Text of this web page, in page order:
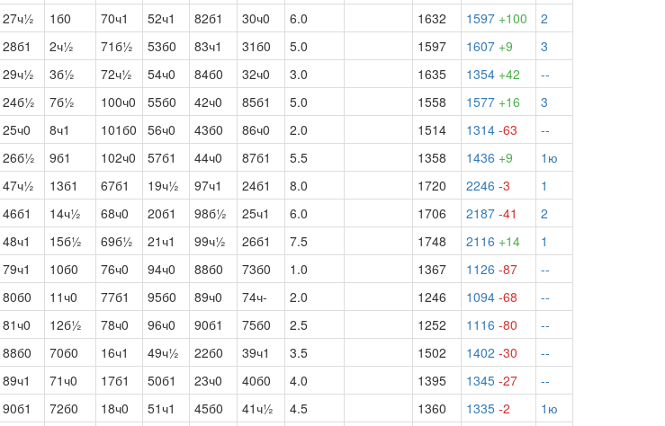
27ч½ 1б0 70ч1 52ч1 82б1 30ч0 6.0 1632 1597 +100
2
28б1 2ч½ 71б½ 53б0 83ч1 31б0 5.0 1597 1607 +9
3
29ч½ 3б½ 72ч½ 54ч0 84б0 32ч0 3.0 1635 1354 +42
--
24б½ 7б½ 100ч0 55б0 42ч0 85б1 5.0 1558 1577 +16
3
25ч0 8ч1 101б0 56ч0 43б0 86ч0 2.0 1514 1314 -63
--
26б½ 9б1 102ч0 57б1 44ч0 87б1 5.5 1358 1436 +9
1ю
47ч½ 13б1 67б1 19ч½ 97ч1 24б1 8.0 1720 2246 -3
1
46б1 14ч½ 68ч0 20б1 98б½ 25ч1 6.0 1706 2187 -41
2
48ч1 15б½ 69б½ 21ч1 99ч½ 26б1 7.5 1748 2116 +14
1
79ч1 10б0 76ч0 94ч0 88б0 73б0 1.0 1367 1126 -87
--
80б0 11ч0 77б1 95б0 89ч0 74ч- 2.0 1246 1094 -68
--
81ч0 12б½ 78ч0 96ч0 90б1 75б0 2.5 1252 1116 -80
--
88б0 70б0 16ч1 49ч½ 22б0 39ч1 3.5 1502 1402 -30
--
89ч1 71ч0 17б1 50б1 23ч0 40б0 4.0 1395 1345 -27
--
90б1 72б0 18ч0 51ч1 45б0 41ч½ 4.5 1360 1335 -2
1ю